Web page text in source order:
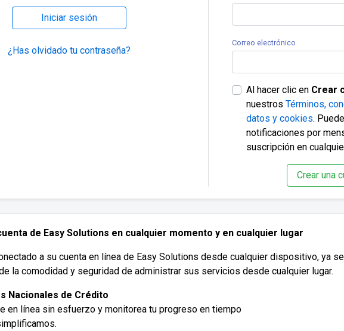
Iniciar sesión
¿Has olvidado tu contraseña?
Correo electrónico
Al hacer clic en Crear
nuestros Términos,
datos y cookies.
notificaciones por
suscripción en
Crear una
de Easy Solutions en cualquier momento y en cualquier lugar
a su cuenta en línea de Easy Solutions desde cualquier dispositivo, ya
la comodidad y seguridad de administrar sus servicios desde cualquier lugar.
Nacionales de Crédito
en línea sin esfuerzo y monitorea tu progreso en tiempo